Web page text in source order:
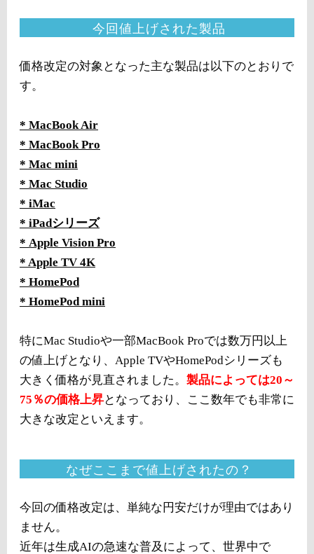
今回値上げされた製品
価格改定の対象となった主な製品は以下のとおりで
す。
* MacBook Air
* MacBook Pro
* Mac mini
* Mac Studio
* iMac
* iPadシリーズ
* Apple Vision Pro
* Apple TV 4K
* HomePod
* HomePod mini
特にMac Studioや一部MacBook Proでは数万円以上
の値上げとなり、Apple TVやHomePodシリーズも
大きく価格が見直されました。 製品によっては20～
75％の価格上昇となっており、ここ数年でも非常に
大きな改定といえます。
なぜここまで値上げされたの？
今回の価格改定は、単純な円安だけが理由ではあり
ません。
近年は生成AIの急速な普及によって、世界中で